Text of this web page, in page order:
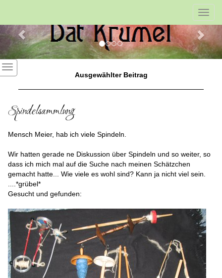
Ausgewählter Beitrag
Spindelsammlung
Mensch Meier, hab ich viele Spindeln.
Wir hatten gerade ne Diskussion über Spindeln und so weiter, so
dass ich mich mal auf die Suche nach meinen Schätzchen
gemacht hatte... Wie viele es wohl sind? Kann ja nicht viel sein.
....*grübel*
Gesucht und gefunden: